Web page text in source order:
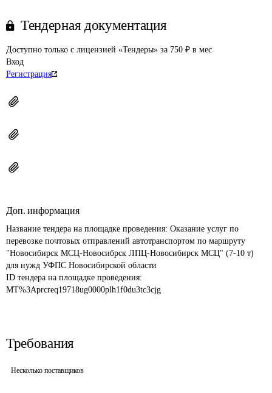
Тендерная документация
Доступно только с лицензией «Тендеры» за 750 ₽ в мес
Вход
Регистрация
Доп. информация
Название тендера на площадке проведения: Оказание услуг по
перевозке почтовых отправлений автотранспортом по маршруту
"Новосибирск МСЦ-Новосибрск ЛПЦ-Новосибирск МСЦ" (7-10 т)
ID тендера на площадке проведения:
MT%3Aprcreq19718ug0000plh1f0du3tc3cjg
Требования
Несколько поставщиков